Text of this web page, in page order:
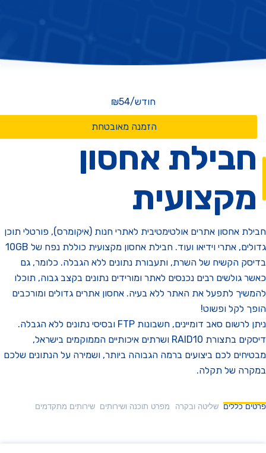
₪54/חודש
הזמנה מאובטחת
אחסון
אחסון אתרים אולטימטיבית לאתרי חנות (איקומרס), פורטלי תוכן
גדולים, אתרי וידיאו ועוד. חבילת אחסון מקצועית כוללת נפח של 10GB
הקשיח של השרת, ותעבורת נתונים ללא הגבלה. כלומר, גם
גולשים רבים נכנסים לאתר ומורידים נתונים בקצב גבוה, תוכלו
לתפעל את האתר ללא בעיה. אחסון אתרים גדולים ומורכבים
לקל ופשוט!
ניתן לרשום סאב דומיינים, חשבונות FTP ובסיסי נתונים ללא הגבלה.
דיסקים בתצורת RAID10 ושרתים איכותיים הממוקמים בישראל,
לכם ביצועים ברמה הגבוהה ביותר, ושמירה על הנתונים שלכם
של תקלה.
כללים שליטה ובקרה מפרט תוכנה ושירותים שירותים מתקדמים